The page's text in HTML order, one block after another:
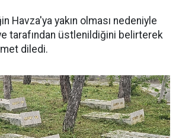
Havza'ya yakın olması nedeniyle
tarafından üstlenildiğini belirterek
diledi.